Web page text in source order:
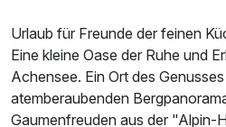
Ausstattung
Urlaub für Freunde der feinen
Eine kleine Oase der Ruhe und
Achensee. Ein Ort des
atemberaubenden
Gaumenfreuden aus der "Alpin-